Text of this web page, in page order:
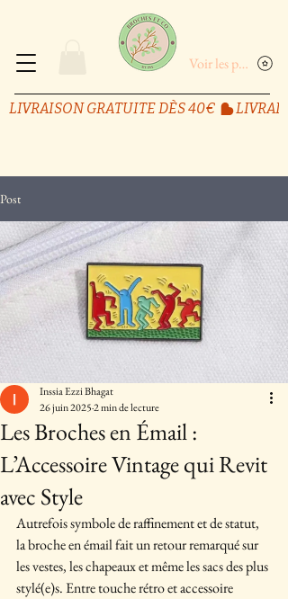
LIVRAISON GRATUITE DÈS 40€
Voir les points
Post
Les Broches en Émail :
L’Accessoire Vintage qui Revit
avec Style
Inssia Ezzi Bhagat
26 juin 20252 min de lecture
Autrefois symbole de raffinement et de statut,
la broche en émail fait un retour remarqué sur
les vestes, les chapeaux et même les sacs des plus
stylé(e)s. Entre touche rétro et accessoire